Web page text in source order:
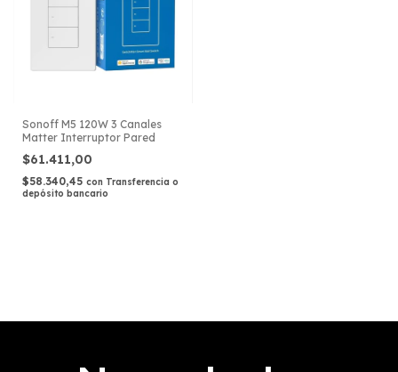
Sonoff M5 120W 3 Canales
Matter Interruptor Pared
$61.411,00
$58.340,45 con Transferencia o
depósito bancario